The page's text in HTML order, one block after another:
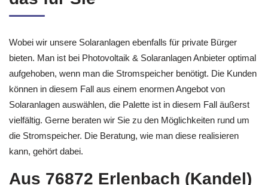
Solarparade Karlsruhe erledigt
Wobei wir unsere Solaranlagen ebenfalls für private Bürger
bieten. Man ist bei Photovoltaik & Solaranlagen Anbieter optimal
aufgehoben, wenn man die Stromspeicher benötigt. Die Kunden
können in diesem Fall aus einem enormen Angebot von
Solaranlagen auswählen, die Palette ist in diesem Fall äußerst
vielfältig. Gerne beraten wir Sie zu den Möglichkeiten rund um
kann, gehört dabei.